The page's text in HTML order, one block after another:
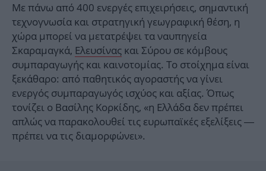
Με πάνω από 400 ενεργές επιχειρήσεις, σημαντική
τεχνογνωσία και στρατηγική γεωγραφική θέση, η
χώρα μπορεί να μετατρέψει τα ναυπηγεία
Σκαραμαγκά, Ελευσίνας και Σύρου σε κόμβους
συμπαραγωγής και καινοτομίας. Το στοίχημα είναι
ξεκάθαρο: από παθητικός αγοραστής να γίνει
ενεργός συμπαραγωγός ισχύος και αξίας. Όπως
τονίζει ο Βασίλης Κορκίδης, «η Ελλάδα δεν πρέπει
απλώς να παρακολουθεί τις ευρωπαϊκές εξελίξεις —
πρέπει να τις διαμορφώνει».